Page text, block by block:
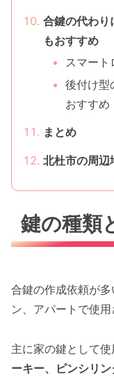
合鍵の代わり
もおすすめ
スマート
後付け型
おすすめ
まとめ
北杜市の周辺
鍵の種類
合鍵の作成依頼が
ン、アパートで使用
主に家の鍵として使
ーキー、ピンシリ